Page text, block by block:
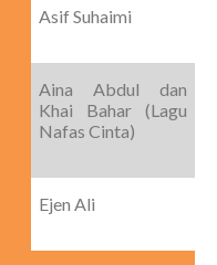
Asif Suhaimi
Aina Abdul dan
Khai Bahar (Lagu
Nafas Cinta)
Ejen Ali